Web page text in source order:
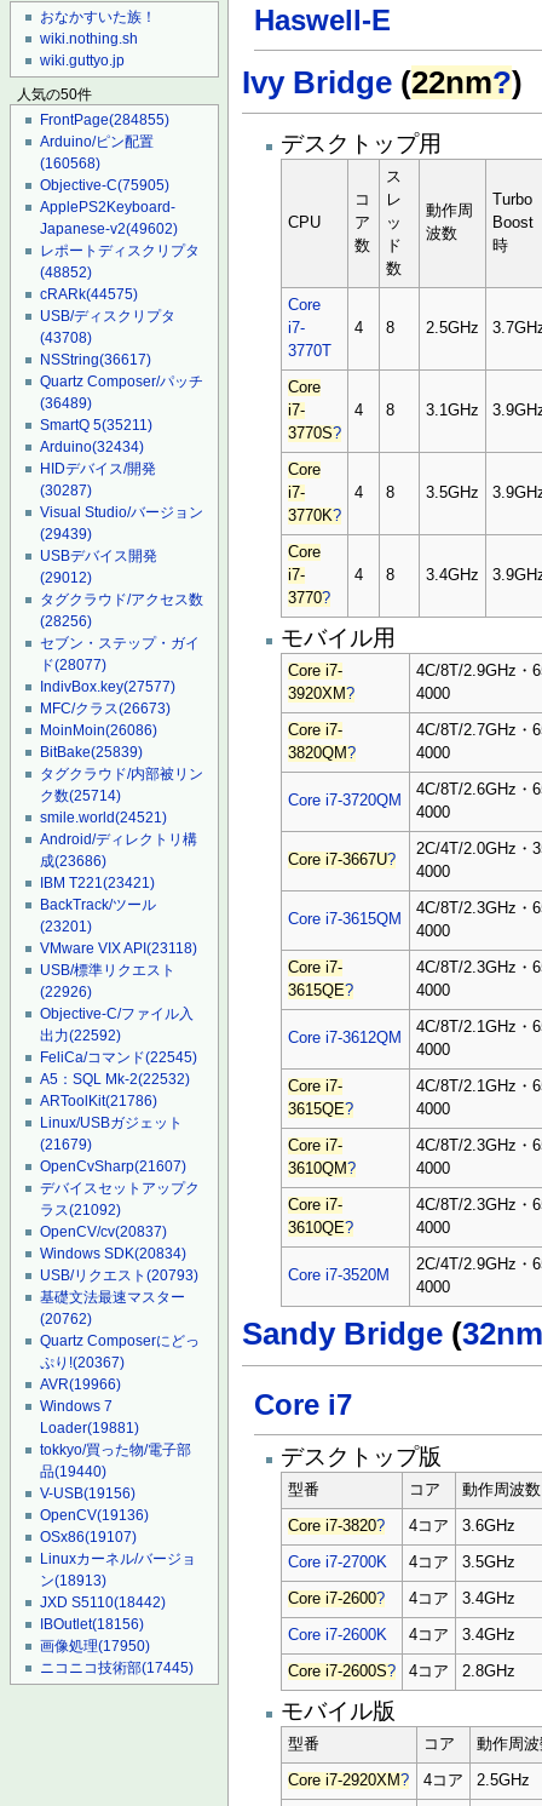
おなかすいた族！
wiki.nothing.sh
wiki.guttyo.jp
人気の50件
FrontPage(284855)
Arduino/ピン配置
(160568)
Objective-C(75905)
ApplePS2Keyboard-
Japanese-v2(49602)
レポートディスクリプタ
(48852)
cRARk(44575)
USB/ディスクリプタ
(43708)
NSString(36617)
Quartz Composer/パッチ
(36489)
SmartQ 5(35211)
Arduino(32434)
HIDデバイス/開発
(30287)
Visual Studio/バージョン
(29439)
USBデバイス開発
(29012)
タグクラウド/アクセス数
(28256)
セブン・ステップ・ガイ
ド(28077)
IndivBox.key(27577)
MFC/クラス(26673)
MoinMoin(26086)
BitBake(25839)
タグクラウド/内部被リン
ク数(25714)
smile.world(24521)
Android/ディレクトリ構
成(23686)
IBM T221(23421)
BackTrack/ツール
(23201)
VMware VIX API(23118)
USB/標準リクエスト
(22926)
Objective-C/ファイル入
出力(22592)
FeliCa/コマンド(22545)
A5：SQL Mk-2(22532)
ARToolKit(21786)
Linux/USBガジェット
(21679)
OpenCvSharp(21607)
デバイスセットアップク
ラス(21092)
OpenCV/cv(20837)
Windows SDK(20834)
USB/リクエスト(20793)
基礎文法最速マスター
(20762)
Quartz Composerにどっ
ぷり!(20367)
AVR(19966)
Windows 7
Loader(19881)
tokkyo/買った物/電子部
品(19440)
V-USB(19156)
OpenCV(19136)
OSx86(19107)
Linuxカーネル/バージョ
ン(18913)
JXD S5110(18442)
IBOutlet(18156)
画像処理(17950)
ニコニコ技術部(17445)
Haswell-E
Ivy Bridge (22nm?)
デスクトップ用
CPU
コ
ア
数
ス
レ
ッ
ド
数
動作周
波数
Turbo
Boost
時
Core
i7-
3770T
4 8 2.5GHz
Core
i7-
3770S?
4 8 3.1GHz
Core
i7-
3770K?
4 8 3.5GHz
Core
i7-
3770?
4 8 3.4GHz
モバイル用
Core i7-
3920XM?
4C/8T/2.9GHz・
4000
Core i7-
3820QM?
4C/8T/2.7GHz・
4000
Core i7-3720QM
4C/8T/2.6GHz・
4000
Core i7-3667U?
2C/4T/2.0GHz・
4000
Core i7-3615QM
4C/8T/2.3GHz・
4000
Core i7-
3615QE?
4C/8T/2.3GHz・
4000
Core i7-3612QM
4C/8T/2.1GHz・
4000
Core i7-
3615QE?
4C/8T/2.1GHz・
4000
Core i7-
3610QM?
4C/8T/2.3GHz・
4000
Core i7-
3610QE?
4C/8T/2.3GHz・
4000
Core i7-3520M
2C/4T/2.9GHz・
4000
Sandy Bridge (
Core i7
デスクトップ版
型番 コア 動作周波数
Core i7-3820? 4コア 3.6GHz
Core i7-2700K 4コア 3.5GHz
Core i7-2600? 4コア 3.4GHz
Core i7-2600K 4コア 3.4GHz
Core i7-2600S? 4コア 2.8GHz
モバイル版
型番 コア 動作周
Core i7-2920XM? 4コア 2.5GHz